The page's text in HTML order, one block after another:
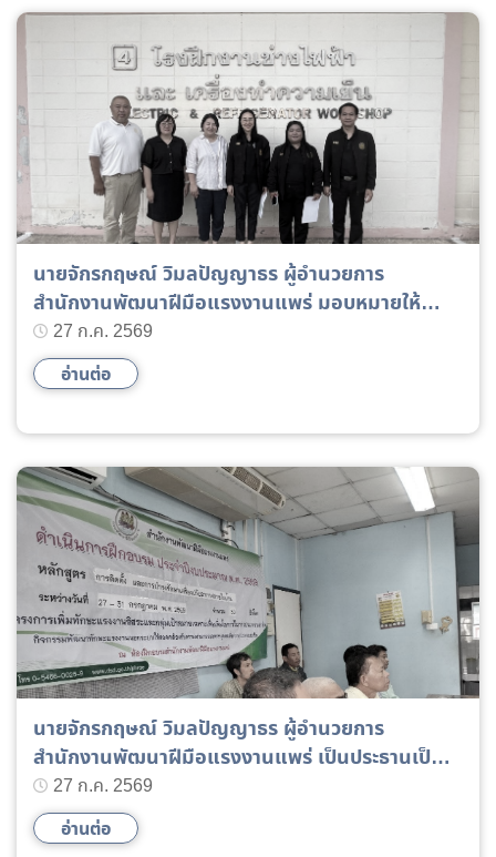
นายจักรกฤษณ์ วิมลปัญญาธร ผู้อำนวยการ
สำนักงานพัฒนาฝีมือแรงงานแพร่ มอบหมายให้
นางสาวเนาวรัตน์ ชักชวน หัวหน้าฝ่ายมาตรฐานฝีมือ
แรงงานและรับรองความรู้ความสามารถพร้อมเจ้า
หน้าที่ ตรวจติดตามระบบประกันคุณภาพทดสอบ
27 ก.ค. 2569
อ่านต่อ
นายจักรกฤษณ์ วิมลปัญญาธร ผู้อำนวยการ
สำนักงานพัฒนาฝีมือแรงงานแพร่ เป็นประธานเป็น
เปิดฝึกอบรม ยกระดับฝีมือ ฯ
27 ก.ค. 2569
อ่านต่อ